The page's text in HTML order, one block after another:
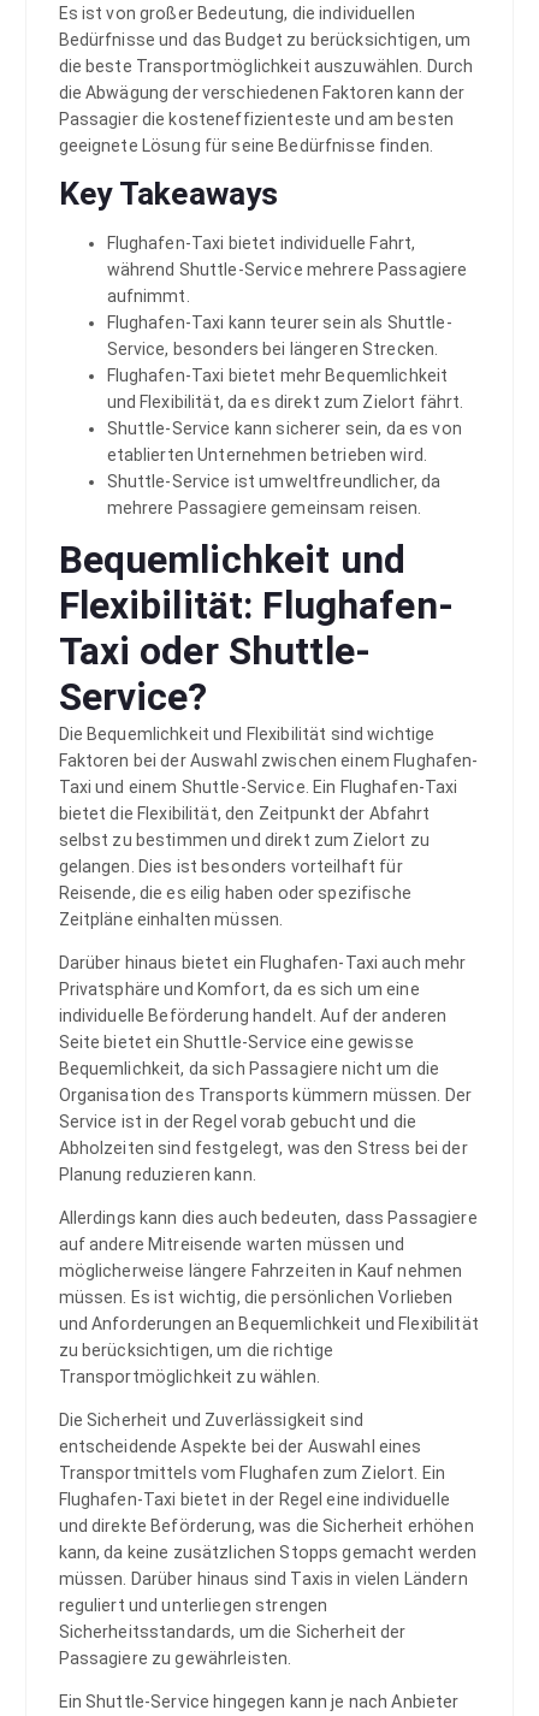
Es ist von großer Bedeutung, die individuellen
Bedürfnisse und das Budget zu berücksichtigen, um
die beste Transportmöglichkeit auszuwählen. Durch
die Abwägung der verschiedenen Faktoren kann der
Passagier die kosteneffizienteste und am besten
geeignete Lösung für seine Bedürfnisse finden.
Key Takeaways
Flughafen-Taxi bietet individuelle Fahrt,
während Shuttle-Service mehrere Passagiere
aufnimmt.
Flughafen-Taxi kann teurer sein als Shuttle-
Service, besonders bei längeren Strecken.
Flughafen-Taxi bietet mehr Bequemlichkeit
und Flexibilität, da es direkt zum Zielort fährt.
Shuttle-Service kann sicherer sein, da es von
etablierten Unternehmen betrieben wird.
Shuttle-Service ist umweltfreundlicher, da
mehrere Passagiere gemeinsam reisen.
Bequemlichkeit und
Flexibilität: Flughafen-
Taxi oder Shuttle-
Service?
Die Bequemlichkeit und Flexibilität sind wichtige
Faktoren bei der Auswahl zwischen einem Flughafen-
Taxi und einem Shuttle-Service. Ein Flughafen-Taxi
bietet die Flexibilität, den Zeitpunkt der Abfahrt
selbst zu bestimmen und direkt zum Zielort zu
gelangen. Dies ist besonders vorteilhaft für
Reisende, die es eilig haben oder spezifische
Zeitpläne einhalten müssen.
Darüber hinaus bietet ein Flughafen-Taxi auch mehr
Privatsphäre und Komfort, da es sich um eine
individuelle Beförderung handelt. Auf der anderen
Seite bietet ein Shuttle-Service eine gewisse
Bequemlichkeit, da sich Passagiere nicht um die
Organisation des Transports kümmern müssen. Der
Service ist in der Regel vorab gebucht und die
Abholzeiten sind festgelegt, was den Stress bei der
Planung reduzieren kann.
Allerdings kann dies auch bedeuten, dass Passagiere
auf andere Mitreisende warten müssen und
möglicherweise längere Fahrzeiten in Kauf nehmen
müssen. Es ist wichtig, die persönlichen Vorlieben
und Anforderungen an Bequemlichkeit und Flexibilität
zu berücksichtigen, um die richtige
Transportmöglichkeit zu wählen.
Die Sicherheit und Zuverlässigkeit sind
entscheidende Aspekte bei der Auswahl eines
Transportmittels vom Flughafen zum Zielort. Ein
Flughafen-Taxi bietet in der Regel eine individuelle
und direkte Beförderung, was die Sicherheit erhöhen
kann, da keine zusätzlichen Stopps gemacht werden
müssen. Darüber hinaus sind Taxis in vielen Ländern
reguliert und unterliegen strengen
Sicherheitsstandards, um die Sicherheit der
Passagiere zu gewährleisten.
Ein Shuttle-Service hingegen kann je nach Anbieter